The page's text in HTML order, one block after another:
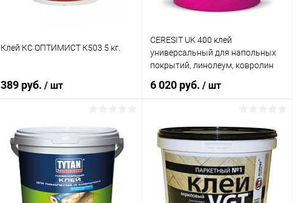
Элемент каталога:
поливинилацетатный
Клей КС ОПТИМИСТ К503 5 кг.
389 руб. / шт
В корзину
Купить в 1 клик К сравнению
В избранное В наличии
CERESIT UK 400 клей
универсальный для напольных
покрытий, линолеум, ковролин
6 020 руб./ шт
В корзину
Купить в 1 клик К сравнению
В избранное В наличии